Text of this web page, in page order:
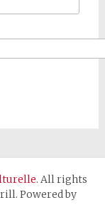
. All rights
Powered by